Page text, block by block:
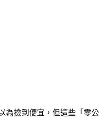
為撿到便宜，但這些「零公